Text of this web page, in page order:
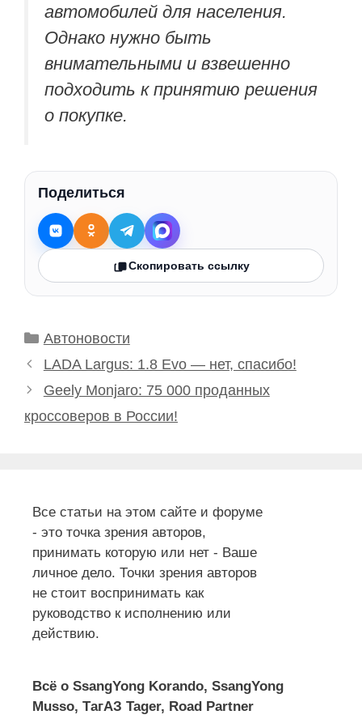
автомобилей для населения.
Однако нужно быть
внимательными и взвешенно
подходить к принятию решения
о покупке.
Поделиться
Скопировать ссылку
Рубрики
Автоновости
LADA Largus: 1.8 Evo — нет, спасибо!
Geely Monjaro: 75 000 проданных
кроссоверов в России!
Все статьи на этом сайте и форуме
- это точка зрения авторов,
принимать которую или нет - Ваше
личное дело. Точки зрения авторов
не стоит воспринимать как
руководство к исполнению или
действию.
Всё о SsangYong Korando, SsangYong
Musso, ТагАЗ Tager, Road Partner